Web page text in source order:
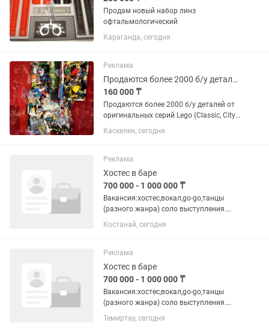
Продам новый набор линз
офтальмологический
Караганда, сегодня
Реклама
Продаются более 2000 б/у деталей от оригинальных серий Lego
160 000 ₸
Продаются более 2000 б/у деталей от
оригинальных серий Lego (Classic, City,
Creator, Ninjago, Marvel, DOTS, Friends,
Technic, Speed Champions, Minecraft,
оригинальные...
Каскелен, сегодня
Реклама
Хостес в баре
700 000 - 1 000 000 ₸
Вакансия:хостес,вокал,go-go,танцы
(разного жанра) соло выступления.
Работа в топовых клубах Турции
Открываем набор коммуникабельных
Гарантируем легальное...
Костанай, сегодня
Реклама
Хостес в баре
700 000 - 1 000 000 ₸
Вакансия:хостес,вокал,go-go,танцы
(разного жанра) соло выступления.
Работа в топовых клубах Турции
Открываем набор коммуникабельных
Темиртау, сегодня